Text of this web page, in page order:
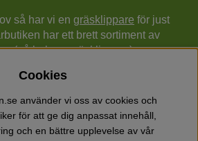
så har vi en gräsklippare för just
har ett brett sortiment av
(gå bakom gräsklippare),
traktorer mm från Husqvarna,
och Gardena.
finns också ett brett sortiment hos
med skog & trädgårdsprodukter så
Cookies
använder vi oss av cookies och
för att ge dig anpassat innehåll,
och en bättre upplevelse av vår